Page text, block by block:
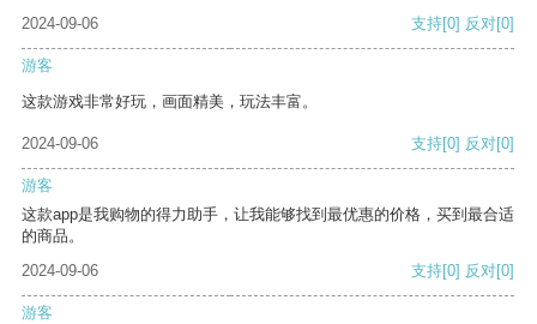
2024-09-06
支持[0] 反对[0]
游客
这款游戏非常好玩，画面精美，玩法丰富。
2024-09-06 支持[0] 反对[0]
游客
这款app是我购物的得力助手，让我能够找到最优惠的价格，买到最合适
的商品。
2024-09-06
支持[0] 反对[0]
游客